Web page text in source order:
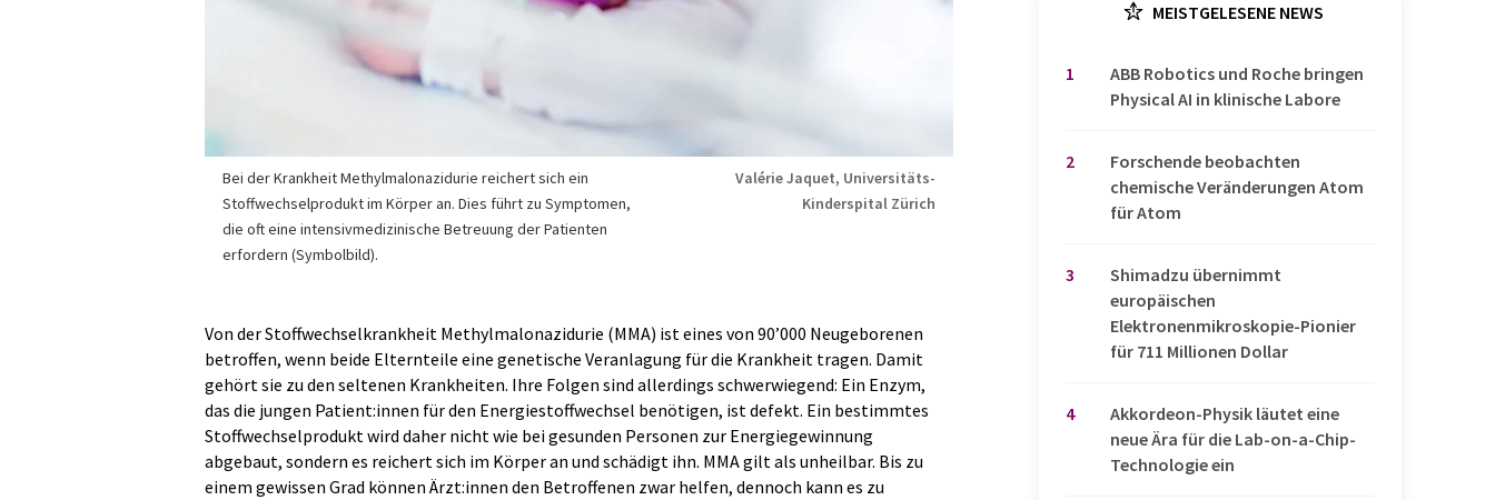
Bei der Krankheit Methylmalonazidurie reichert sich ein
Stoffwechselprodukt im Körper an. Dies führt zu Symptomen,
die oft eine intensivmedizinische Betreuung der Patienten
erfordern (Symbolbild).
Valérie Jaquet, Universitäts-
Kinderspital Zürich
Von der Stoffwechselkrankheit Methylmalonazidurie (MMA) ist eines von 90’000 Neugeborenen
betroffen, wenn beide Elternteile eine genetische Veranlagung für die Krankheit tragen. Damit
gehört sie zu den seltenen Krankheiten. Ihre Folgen sind allerdings schwerwiegend: Ein Enzym,
das die jungen Patient:innen für den Energiestoffwechsel benötigen, ist defekt. Ein bestimmtes
Stoffwechselprodukt wird daher nicht wie bei gesunden Personen zur Energiegewinnung
abgebaut, sondern es reichert sich im Körper an und schädigt ihn. MMA gilt als unheilbar. Bis zu
einem gewissen Grad können Ärzt:innen den Betroffenen zwar helfen, dennoch kann es zu
MEISTGELESENE NEWS
1
​​​​​​​ABB Robotics und Roche bringen
Physical AI in klinische Labore
2
Forschende beobachten
chemische Veränderungen Atom
für Atom
3
Shimadzu übernimmt
europäischen
Elektronenmikroskopie-Pionier
für 711 Millionen Dollar
4
Akkordeon-Physik läutet eine
neue Ära für die Lab-on-a-Chip-
Technologie ein